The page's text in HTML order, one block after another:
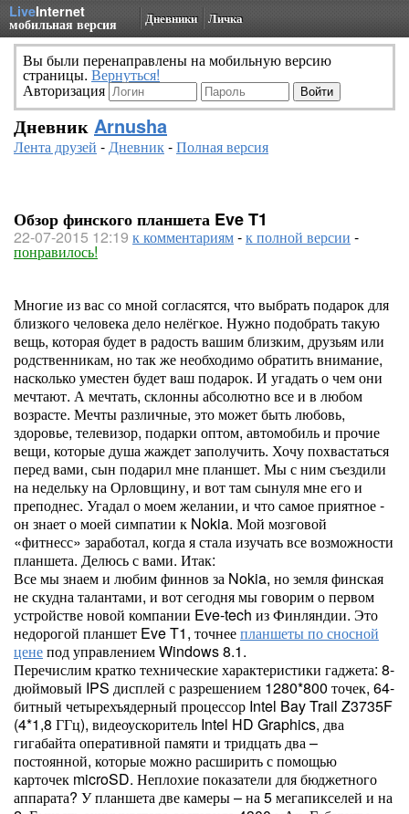
LiveInternet
мобильная версия Дневники Личка
Вы были перенаправлены на мобильную версию
страницы. Вернуться!
Авторизация
Дневник Arnusha
Лента друзей -Дневник-Полная версия
Обзор финского планшета Eve T1
22-07-2015 12:19 к комментариям-к полной версии -
понравилось!
Многие из вас со мной согласятся, что выбрать подарок для
близкого человека дело нелёгкое. Нужно подобрать такую
вещь, которая будет в радость вашим близким, друзьям или
родственникам, но так же необходимо обратить внимание,
насколько уместен будет ваш подарок. И угадать о чем они
мечтают. А мечтать, склонны абсолютно все и в любом
возрасте. Мечты различные, это может быть любовь,
здоровье, телевизор, подарки оптом, автомобиль и прочие
вещи, которые душа жаждет заполучить. Хочу похвастаться
перед вами, сын подарил мне планшет. Мы с ним съездили
на недельку на Орловщину, и вот там сынуля мне его и
преподнес. Угадал о моем желании, и что самое приятное -
он знает о моей симпатии к Nokia. Мой мозговой
«фитнесс» заработал, когда я стала изучать все возможности
планшета. Делюсь с вами. Итак:
Все мы знаем и любим финнов за Nokia, но земля финская
не скудна талантами, и вот сегодня мы говорим о первом
устройстве новой компании Eve-tech из Финляндии. Это
недорогой планшет Eve T1, точнеепланшеты по сносной
ценепод управлением Windows 8.1.
Перечислим кратко технические характеристики гаджета: 8-
дюймовый IPS дисплей с разрешением 1280*800 точек, 64-
битный четырехъядерный процессор Intel Bay Trail Z3735F
(4*1,8 ГГц), видеоускоритель Intel HD Graphics, два
гигабайта оперативной памяти и тридцать два –
постоянной, которые можно расширить с помощью
карточек microSD. Неплохие показатели для бюджетного
аппарата? У планшета две камеры – на 5 мегапикселей и на